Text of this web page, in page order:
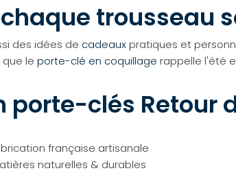
trousseau
des idées de cadeauxpratiques et
le porte-clé en coquillage rappelle l'été
porte-clés Retour
française artisanale
naturelles & durables